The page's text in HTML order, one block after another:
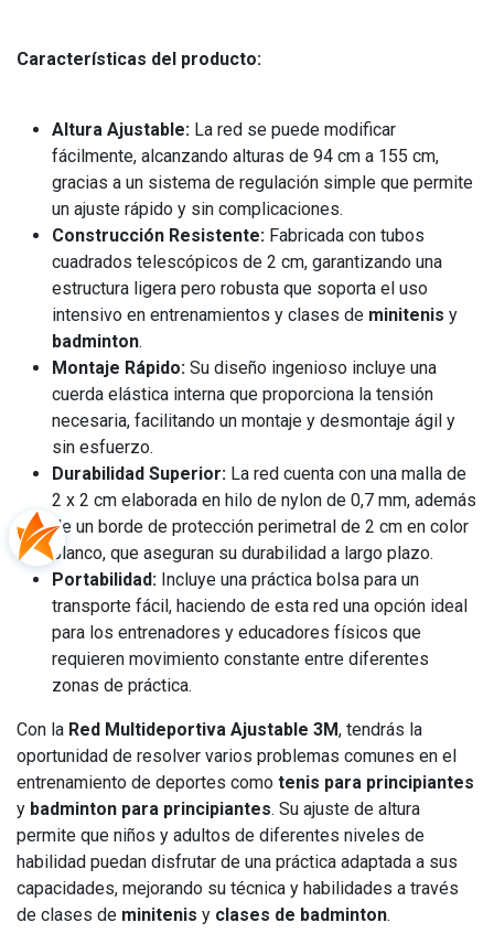
Características del producto:
Altura Ajustable: La red se puede modificar
fácilmente, alcanzando alturas de 94 cm a 155 cm,
gracias a un sistema de regulación simple que permite
un ajuste rápido y sin complicaciones.
Construcción Resistente: Fabricada con tubos
cuadrados telescópicos de 2 cm, garantizando una
estructura ligera pero robusta que soporta el uso
intensivo en entrenamientos y clases de minitenis y
badminton.
Montaje Rápido: Su diseño ingenioso incluye una
cuerda elástica interna que proporciona la tensión
necesaria, facilitando un montaje y desmontaje ágil y
sin esfuerzo.
Durabilidad Superior: La red cuenta con una malla de
2 x 2 cm elaborada en hilo de nylon de 0,7 mm, además
de un borde de protección perimetral de 2 cm en color
blanco, que aseguran su durabilidad a largo plazo.
Portabilidad: Incluye una práctica bolsa para un
transporte fácil, haciendo de esta red una opción ideal
para los entrenadores y educadores físicos que
requieren movimiento constante entre diferentes
zonas de práctica.
Con la Red Multideportiva Ajustable 3M, tendrás la
oportunidad de resolver varios problemas comunes en el
entrenamiento de deportes como tenis para principiantes
y badminton para principiantes. Su ajuste de altura
permite que niños y adultos de diferentes niveles de
habilidad puedan disfrutar de una práctica adaptada a sus
capacidades, mejorando su técnica y habilidades a través
de clases de minitenis y clases de badminton.